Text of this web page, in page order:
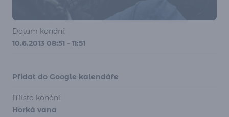
Datum konání:
10.6.2013 08:51 - 11:51
Přidat do Google kalendáře
Místo konání:
Horká vana